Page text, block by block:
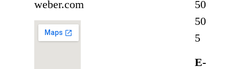
weber.com
50
50
5
E-